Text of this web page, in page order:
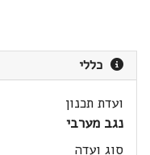
כללי
ועדת תכנון
נגב מערבי
סוג ועדה